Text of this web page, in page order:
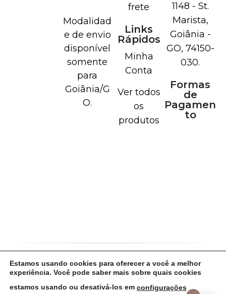
Modalidad
e de envio
disponível
somente
para
Goiânia/G
O.
frete
Links
Rápidos
Minha
Conta
Ver todos
os
produtos
1148 - St.
Marista,
Goiânia -
GO, 74150-
030.
Formas
de
Pagamen
to
Política de CookiesPolítica de Privacidade
Termos de Uso
Estamos usando cookies para oferecer a você a melhor
experiência. Você pode saber mais sobre quais cookies
estamos usando ou desativá-los em configurações